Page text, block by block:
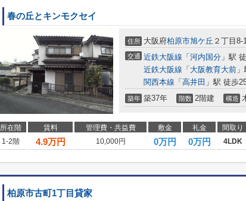
春の丘とキンモクセイ
住所 大阪府柏原市旭ケ丘 ２丁目8-
交通 近鉄大阪線 「 河内国分 」駅
近鉄大阪線 「 大阪教育大前
関西本線 「 高井田 」駅 徒歩
築年 築37年 階数 2階建 構造
所在階 賃料 管理費・共益費 敷金 礼金 間取り
1-2階
4.9万円 10,000円 0万円 0万円 4LDK
柏原市古町1丁目貸家